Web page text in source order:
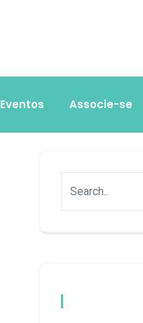
Eventos Associe-se